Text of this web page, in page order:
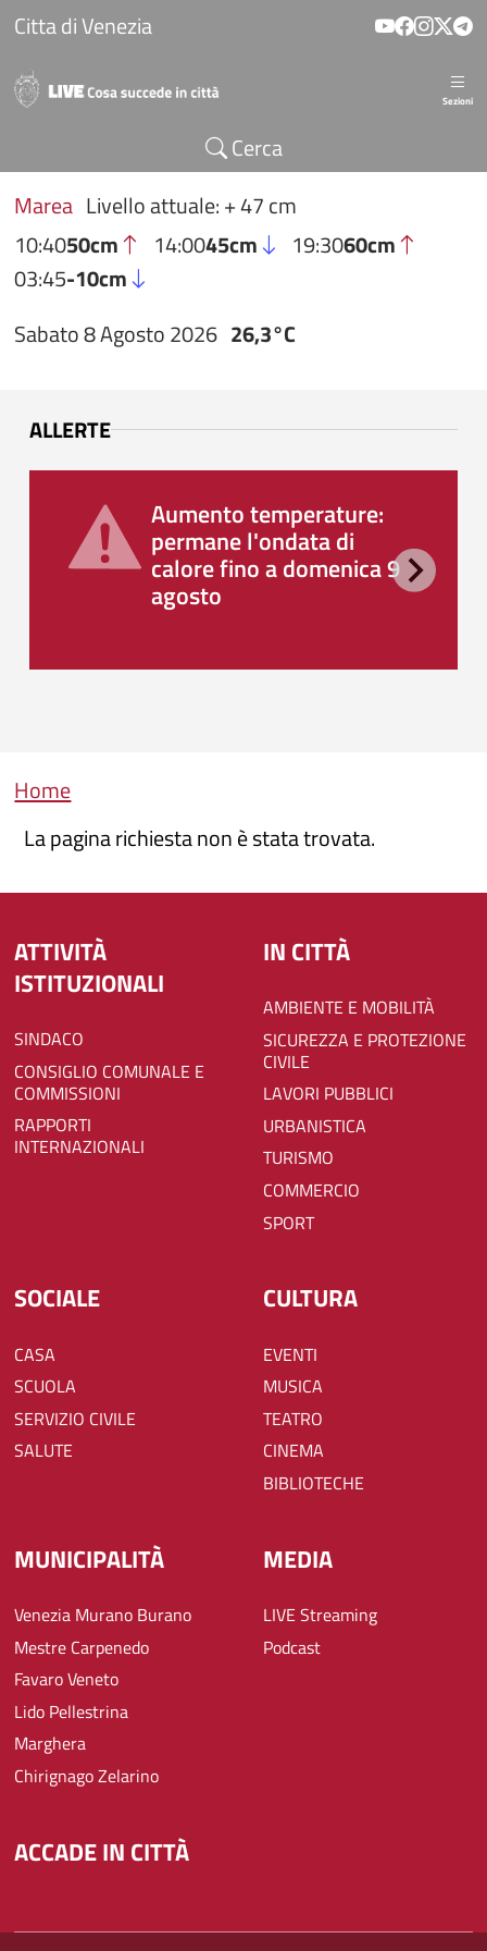
Salta al contenuto principale
Citta di Venezia
Sezioni
Cerca
Marea Livello attuale: + 47 cm
10:4050cm 14:0045cm 19:3060cm
03:45-10cm
Sabato 8 Agosto 2026 26,3°C
ALLERTE
Aumento temperature:
permane l'ondata di
calore fino a domenica 9
agosto
Briciole di pane
Home
La pagina richiesta non è stata trovata.
ATTIVITÀ
ISTITUZIONALI
SINDACO
CONSIGLIO COMUNALE E
COMMISSIONI
RAPPORTI
INTERNAZIONALI
IN CITTÀ
AMBIENTE E MOBILITÀ
SICUREZZA E PROTEZIONE
CIVILE
LAVORI PUBBLICI
URBANISTICA
TURISMO
COMMERCIO
SPORT
SOCIALE
CASA
SCUOLA
SERVIZIO CIVILE
SALUTE
CULTURA
EVENTI
MUSICA
TEATRO
CINEMA
BIBLIOTECHE
MUNICIPALITÀ
Venezia Murano Burano
Mestre Carpenedo
Favaro Veneto
Lido Pellestrina
Marghera
Chirignago Zelarino
MEDIA
LIVE Streaming
Podcast
ACCADE IN CITTÀ